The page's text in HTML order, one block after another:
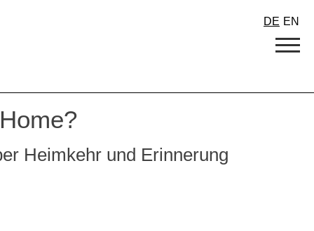
DE EN
Heimkehr und Erinnerung